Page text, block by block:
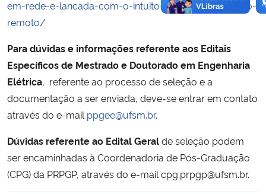
em-rede-e-lancada-com-o-intuito-de-auxiliar-o-ensino-
remoto/
Para dúvidas e informações referente aos Editais
Específicos de Mestrado e Doutorado em Engenharia
Elétrica, referente ao processo de seleção e a
documentação a ser enviada, deve-se entrar em contato
através do e-mail ppgee@ufsm.br.
Dúvidas referente ao Edital Geralde seleção podem
ser encaminhadas à Coordenadoria de Pós-Graduação
(CPG) da PRPGP, através do e-mail cpg.prpgp@ufsm.br.